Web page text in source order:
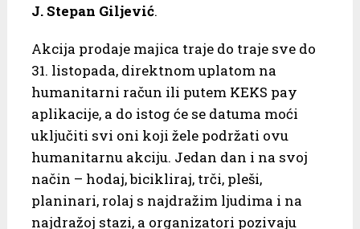
J. Stepan Giljević.
Akcija prodaje majica traje do traje sve do
31. listopada, direktnom uplatom na
humanitarni račun ili putem KEKS pay
aplikacije, a do istog će se datuma moći
uključiti svi oni koji žele podržati ovu
humanitarnu akciju. Jedan dan i na svoj
način – hodaj, bicikliraj, trči, pleši,
planinari, rolaj s najdražim ljudima i na
najdražoj stazi, a organizatori pozivaju